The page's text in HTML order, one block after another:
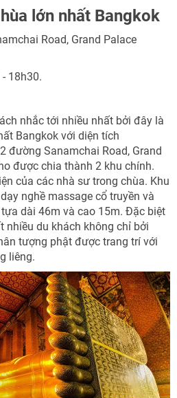
lớn nhất Bangkok
Road, Grand Palace
18h30.
nhắc tới nhiều nhất bởi đây là
Bangkok với diện tích
đường Sanamchai Road, Grand
được chia thành 2 khu chính.
của các nhà sư trong chùa. Khu
nghề massage cổ truyền và
dài 46m và cao 15m. Đặc biệt
nhiều du khách không chỉ bởi
tượng phật được trang trí với
liêng.
VẤN NGAY
ưu đãi ngay
VẤN NGAY
VẤN NGAY